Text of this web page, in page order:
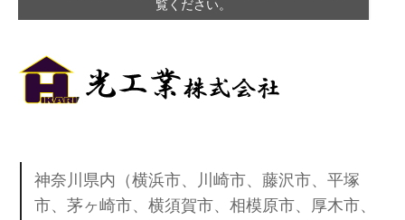
覧ください。
神奈川県内（横浜市、川崎市、藤沢市、平塚
市、茅ヶ崎市、横須賀市、相模原市、厚木市、